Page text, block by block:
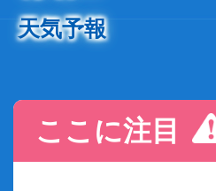
天気予報
ここに注目